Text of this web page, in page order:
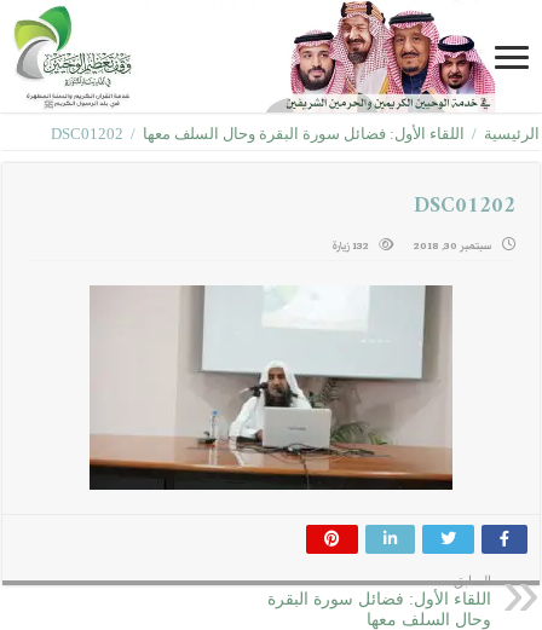
الرئيسية / اللقاء الأول: فضائل سورة البقرة وحال السلف معها /
DSC01202
DSC01202
سبتمبر 30, 2018 132 زيارة
السابق
اللقاء الأول: فضائل سورة البقرة
وحال السلف معها